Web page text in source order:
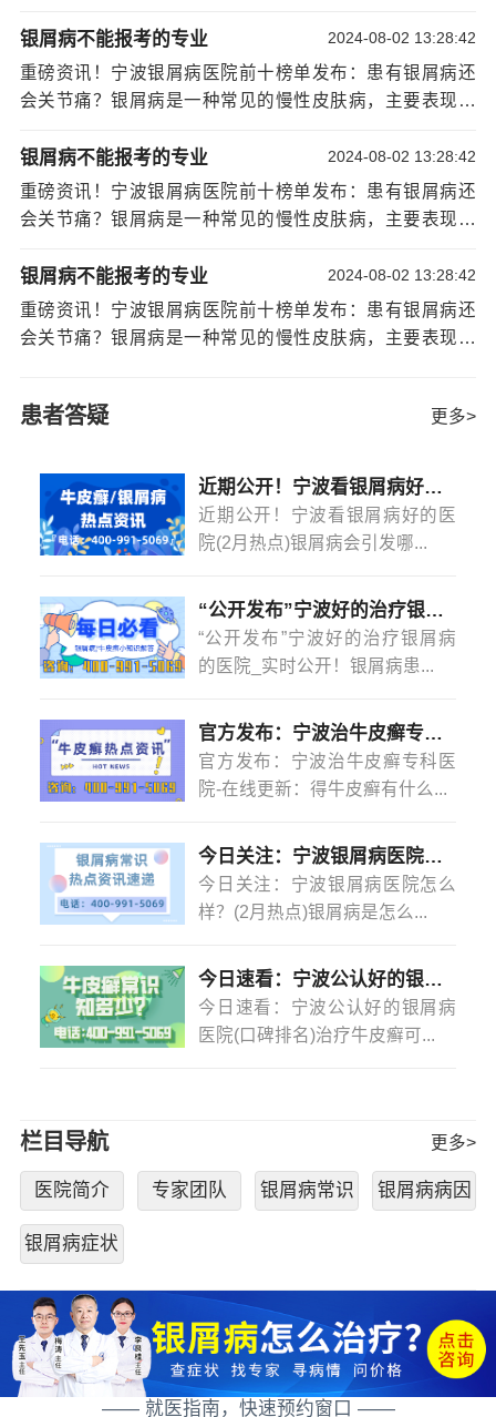
物理治疗也是银屑病关节炎的重要治疗方法之
一。物理治疗包括热敷、冷敷、按摩、理疗和运动疗法
等。这些方法可以缓解关节疼痛、减轻关节僵硬，并增强
在一些严重的银屑病关节炎患者中，手术治疗可
能是必要的。手术治疗的目的是减轻关节疼痛、恢复关节
功能。常见的手术治疗方法包括关节置换术和关节融合术
除了药物治疗、物理治疗和手术治疗外，患者还
适当的体重、避免过度劳累、合理安排工作和休息时间、
避免吸烟和饮酒等。
银屑病还会关节痛？宁波专研专治银屑病医院医生说，银
治疗、物理治疗和手术治疗等。患者还可以通过改变生活
方式来管理银屑病关节炎。及早诊断和治疗可以帮助患者
减轻症状、改善关节功能。
外，一些患者还可能出现关节痛的症状。这种情况被称为
银屑病关节炎。银屑病关节[详情]
银屑病不能报考的专业 2024-08-02 13:28:42
重磅资讯！宁波银屑病医院前十榜单发布：患有银屑病还
会关节痛？银屑病是一种常见的慢性皮肤病，主要表现为
外，一些患者还可能出现关节痛的症状。这种情况被称为
银屑病关节炎。银屑病关节[详情]
银屑病不能报考的专业 2024-08-02 13:28:42
重磅资讯！宁波银屑病医院前十榜单发布：患有银屑病还
会关节痛？银屑病是一种常见的慢性皮肤病，主要表现为
外，一些患者还可能出现关节痛的症状。这种情况被称为
银屑病关节炎。银屑病关节[详情]
银屑病不能报考的专业 2024-08-02 13:28:42
重磅资讯！宁波银屑病医院前十榜单发布：患有银屑病还
会关节痛？银屑病是一种常见的慢性皮肤病，主要表现为
银屑病关节炎。银屑病关节
患者答疑 更多>
近期公开！宁波看银屑病好的医院(2月热点)银屑病会引发哪些并发症？
近期公开！宁波看银屑病好的医
院(2月热点)银屑病会引发哪...
“公开发布”宁波好的治疗银屑病的医院_实时公开！银屑病患者能吃菠萝蜜吗？
“公开发布”宁波好的治疗银屑病
的医院_实时公开！银屑病患...
官方发布：宁波治牛皮癣专科医院-在线更新：得牛皮癣有什么忌口的吗？
官方发布：宁波治牛皮癣专科医
院-在线更新：得牛皮癣有什么...
今日关注：宁波银屑病医院怎么样？(2月热点)银屑病是怎么染上的？
今日关注：宁波银屑病医院怎么
样？(2月热点)银屑病是怎么...
今日速看：宁波公认好的银屑病医院(口碑排名)治疗牛皮癣可以不吃药不打针吗？
今日速看：宁波公认好的银屑病
医院(口碑排名)治疗牛皮癣可...
栏目导航 更多>
医院简介 专家团队 银屑病常识 银屑病病因
银屑病症状
—— 就医指南，快速预约窗口 ——